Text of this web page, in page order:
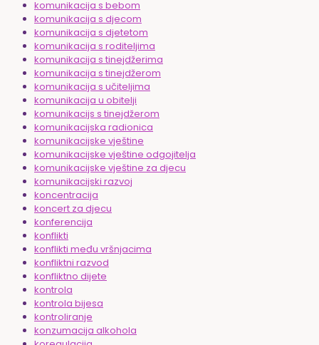
komunikacija s bebom
komunikacija s djecom
komunikacija s djetetom
komunikacija s roditeljima
komunikacija s tinejdžerima
komunikacija s tinejdžerom
komunikacija s učiteljima
komunikacija u obitelji
komunikacijs s tinejdžerom
komunikacijska radionica
komunikacijske vještine
komunikacijske vještine odgojitelja
komunikacijske vještine za djecu
komunikacijski razvoj
koncentracija
koncert za djecu
konferencija
konflikti
konflikti među vršnjacima
konfliktni razvod
konfliktno dijete
kontrola
kontrola bijesa
kontroliranje
konzumacija alkohola